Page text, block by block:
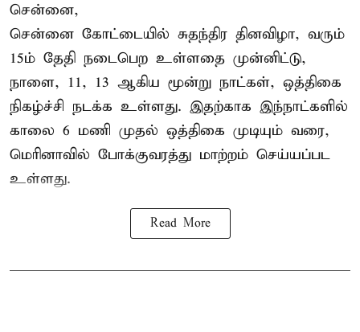
சென்னை,
சென்னை கோட்டையில் சுதந்திர தினவிழா, வரும்
15ம் தேதி நடைபெற உள்ளதை முன்னிட்டு,
நாளை, 11, 13 ஆகிய மூன்று நாட்கள், ஒத்திகை
நிகழ்ச்சி நடக்க உள்ளது. இதற்காக இந்நாட்களில்
காலை 6 மணி முதல் ஒத்திகை முடியும் வரை,
மெரினாவில் போக்குவரத்து மாற்றம் செய்யப்பட
உள்ளது.
Read More